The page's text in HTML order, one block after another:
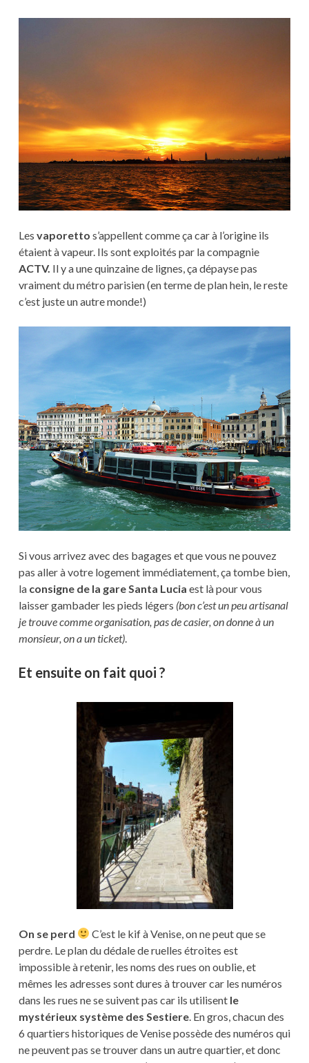
Les vaporetto s’appellent comme ça car à l’origine ils
étaient à vapeur. Ils sont exploités par la compagnie
ACTV. Il y a une quinzaine de lignes, ça dépayse pas
vraiment du métro parisien (en terme de plan hein, le reste
c’est juste un autre monde!)
Si vous arrivez avec des bagages et que vous ne pouvez
pas aller à votre logement immédiatement, ça tombe bien,
la consigne de la gare Santa Lucia est là pour vous
laisser gambader les pieds légers (bon c’est un peu artisanal
je trouve comme organisation, pas de casier, on donne à un
monsieur, on a un ticket).
Et ensuite on fait quoi ?
On se perd
C’est le kif à Venise, on ne peut que se
perdre. Le plan du dédale de ruelles étroites est
impossible à retenir, les noms des rues on oublie, et
mêmes les adresses sont dures à trouver car les numéros
dans les rues ne se suivent pas car ils utilisent le
mystérieux système des Sestiere. En gros, chacun des
6 quartiers historiques de Venise possède des numéros qui
ne peuvent pas se trouver dans un autre quartier, et donc